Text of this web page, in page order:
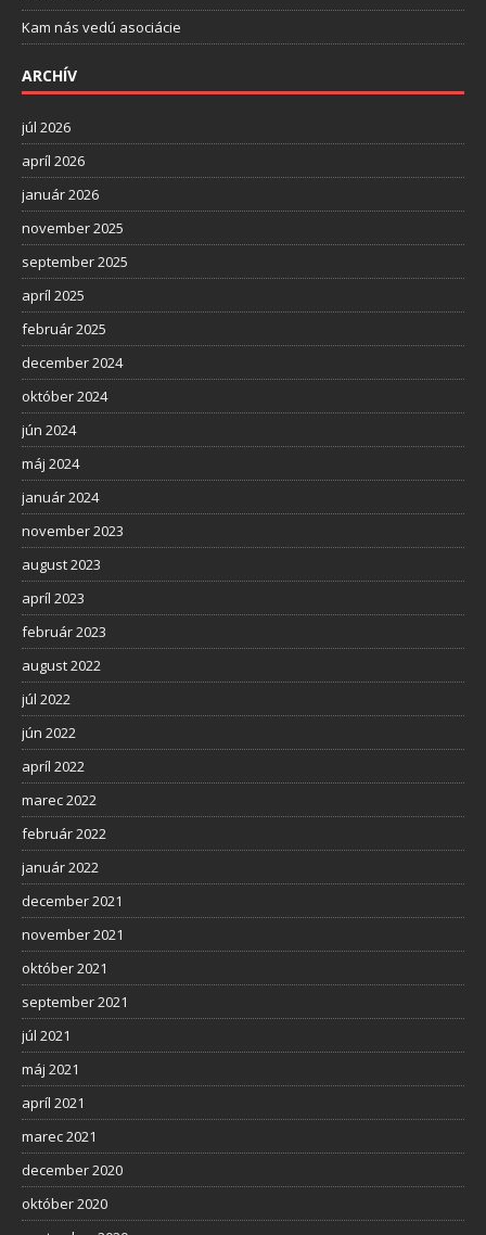
Kam nás vedú asociácie
ARCHÍV
júl 2026
apríl 2026
január 2026
november 2025
september 2025
apríl 2025
február 2025
december 2024
október 2024
jún 2024
máj 2024
január 2024
november 2023
august 2023
apríl 2023
február 2023
august 2022
júl 2022
jún 2022
apríl 2022
marec 2022
február 2022
január 2022
december 2021
november 2021
október 2021
september 2021
júl 2021
máj 2021
apríl 2021
marec 2021
december 2020
október 2020